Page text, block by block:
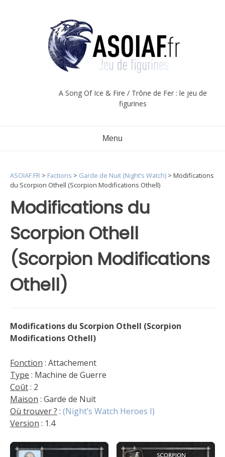
A Song Of Ice & Fire / Trône de Fer : le jeu de
figurines
Menu
Modifications du
Scorpion Othell
(Scorpion Modifications
Othell)
ASOIAF.FR > Factions > Garde de Nuit (Night’s Watch) > Modifications
du Scorpion Othell (Scorpion Modifications Othell)
Modifications du Scorpion Othell (Scorpion
Modifications Othell)
Fonction : Attachement
Type : Machine de Guerre
Coût: 2
Maison : Garde de Nuit
Où trouver ? : (Night’s Watch Heroes I)
Version : 1.4